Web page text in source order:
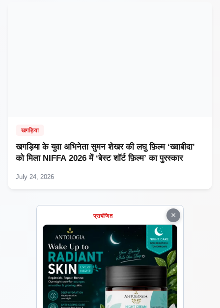
खगड़िया
खगड़िया के युवा अभिनेता सुमन शेखर की लघु फ़िल्म ‘ख्वाबीदा’
को मिला NIFFA 2026 में ‘बेस्ट शॉर्ट फ़िल्म’ का पुरस्कार
July 24, 2026
×
प्रायोजित